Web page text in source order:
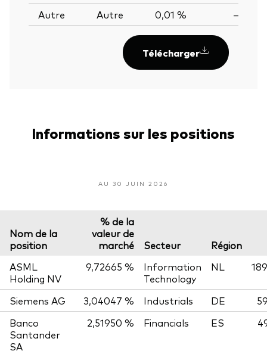
Autre
Autre 0,01 % —
Télécharger
Informations sur les positions
AU 30 JUIN 2026
Nom de la
position
% de la
valeur de
marché
Secteur
Région
ASML
Holding NV
9,72665 %
Information
Technology
NL
Siemens AG 3,04047 % Industrials DE
Banco
Santander
SA
2,51950 % Financials ES